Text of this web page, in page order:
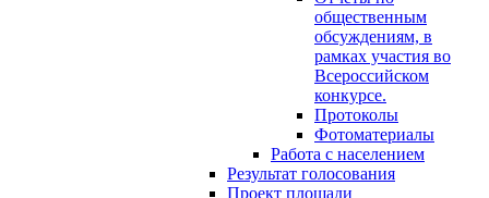
общественным
обсуждениям, в
рамках участия во
Всероссийском
конкурсе.
Протоколы
Фотоматериалы
Работа с населением
Результат голосования
Проект площади